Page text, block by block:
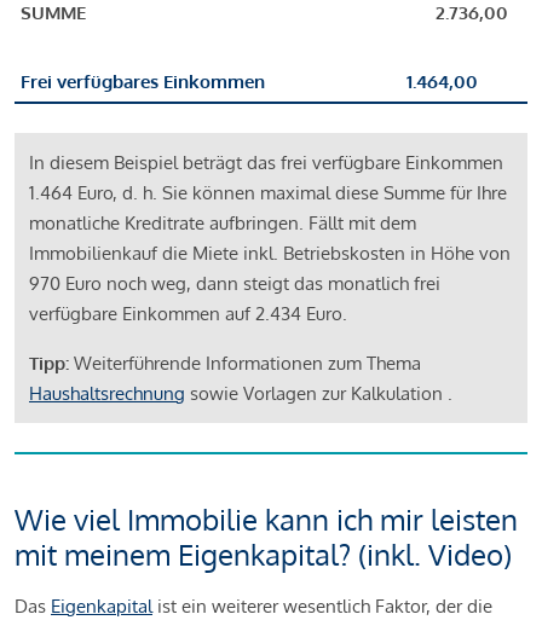
SUMME
2.736,00
Frei verfügbares Einkommen 1.464,00
In diesem Beispiel beträgt das frei verfügbare Einkommen
1.464 Euro, d. h. Sie können maximal diese Summe für Ihre
monatliche Kreditrate aufbringen. Fällt mit dem
Immobilienkauf die Miete inkl. Betriebskosten in Höhe von
970 Euro noch weg, dann steigt das monatlich frei
verfügbare Einkommen auf 2.434 Euro.
Tipp: Weiterführende Informationen zum Thema
Haushaltsrechnung sowie Vorlagen zur Kalkulation .
Wie viel Immobilie kann ich mir leisten
mit meinem Eigenkapital? (inkl. Video)
Das Eigenkapitalist ein weiterer wesentlich Faktor, der die